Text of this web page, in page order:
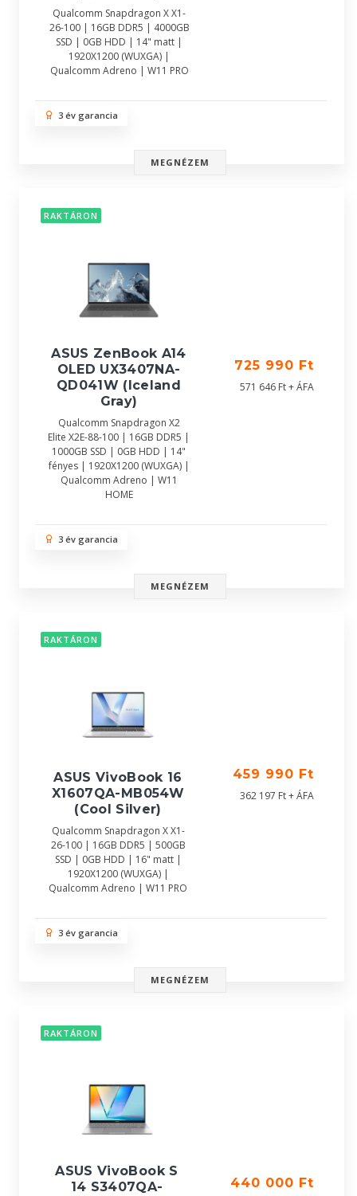
Qualcomm Snapdragon X X1-
26-100 | 16GB DDR5 | 4000GB
SSD | 0GB HDD | 14" matt |
1920X1200 (WUXGA) |
Qualcomm Adreno | W11 PRO
3 év garancia
MEGNÉZEM
RAKTÁRON
ASUS ZenBook A14
OLED UX3407NA-
QD041W (Iceland
Gray)
Qualcomm Snapdragon X2
Elite X2E-88-100 | 16GB DDR5 |
1000GB SSD | 0GB HDD | 14"
fényes | 1920X1200 (WUXGA) |
Qualcomm Adreno | W11
HOME
725 990 Ft
571 646 Ft + ÁFA
3 év garancia
MEGNÉZEM
RAKTÁRON
ASUS VivoBook 16
X1607QA-MB054W
(Cool Silver)
Qualcomm Snapdragon X X1-
26-100 | 16GB DDR5 | 500GB
SSD | 0GB HDD | 16" matt |
1920X1200 (WUXGA) |
Qualcomm Adreno | W11 PRO
459 990 Ft
362 197 Ft + ÁFA
3 év garancia
MEGNÉZEM
RAKTÁRON
ASUS VivoBook S
14 S3407QA-
440 000 Ft